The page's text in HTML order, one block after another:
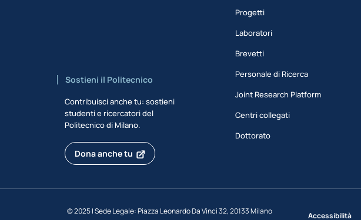
Sostieni il Politecnico
Contribuisci anche tu: sostieni
studenti e ricercatori del
Politecnico di Milano.
Dona anche tu
Progetti
Laboratori
Brevetti
Personale di Ricerca
Joint Research Platform
Centri collegati
Dottorato
©2025 | Sede Legale: Piazza Leonardo Da Vinci 32, 20133 Milano Accessibilità